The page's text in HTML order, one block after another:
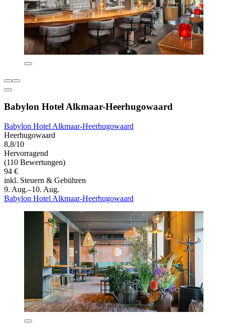
Babylon Hotel Alkmaar-Heerhugowaard
Babylon Hotel Alkmaar-Heerhugowaard
Heerhugowaard
8,8/10
Hervorragend
(110 Bewertungen)
94 €
inkl. Steuern & Gebühren
9. Aug.–10. Aug.
Babylon Hotel Alkmaar-Heerhugowaard